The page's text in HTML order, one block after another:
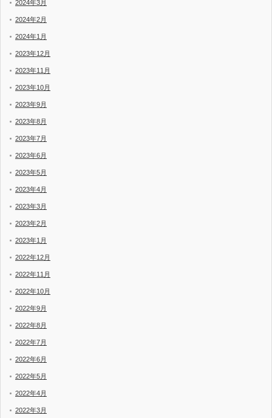
2024年3月
2024年2月
2024年1月
2023年12月
2023年11月
2023年10月
2023年9月
2023年8月
2023年7月
2023年6月
2023年5月
2023年4月
2023年3月
2023年2月
2023年1月
2022年12月
2022年11月
2022年10月
2022年9月
2022年8月
2022年7月
2022年6月
2022年5月
2022年4月
2022年3月